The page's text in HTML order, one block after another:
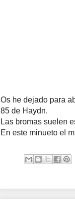
Os he dejado para
85 de Haydn.
Las bromas suelen
En este minueto el